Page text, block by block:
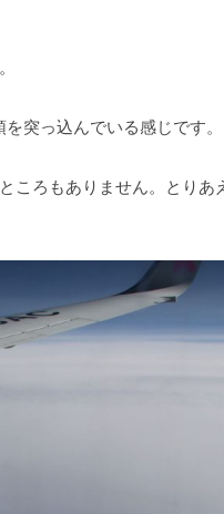
突っ込んでいる感じです。
ころもありません。とりあ